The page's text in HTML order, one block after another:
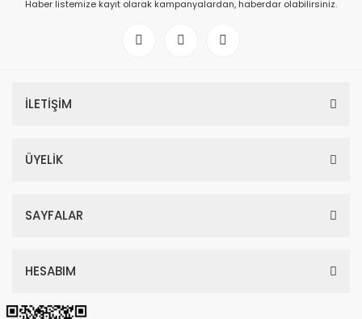
Haber listemize kayıt olarak kampanyalardan, haberdar olabilirsiniz.
İLETİŞİM
ÜYELİK
SAYFALAR
HESABIM